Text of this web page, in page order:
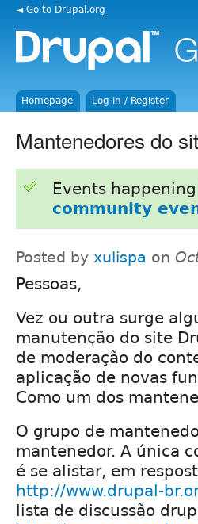
◄ Go to Drupal.org
Homepage Log in / Register
Mantenedores do
Events
community
Posted by xulispa on
Pessoas,
Vez ou outra surge
manutenção do site
de moderação do
aplicação de novas
Como um dos
O grupo de
mantenedor. A única
é se alistar, em
http://www.drupal-
lista de discussão